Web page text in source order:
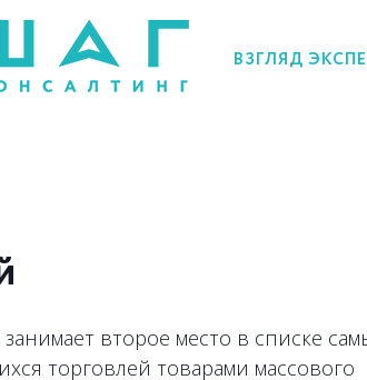
ВЗГЛЯД
второе место в списке
торговлей товарами массового